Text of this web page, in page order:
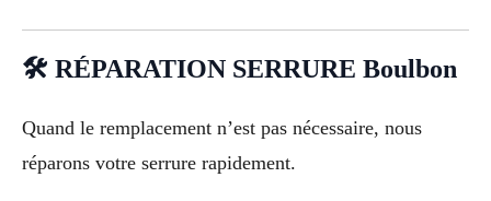
🛠 RÉPARATION SERRURE Boulbon
Quand le remplacement n’est pas nécessaire, nous
réparons votre serrure rapidement.